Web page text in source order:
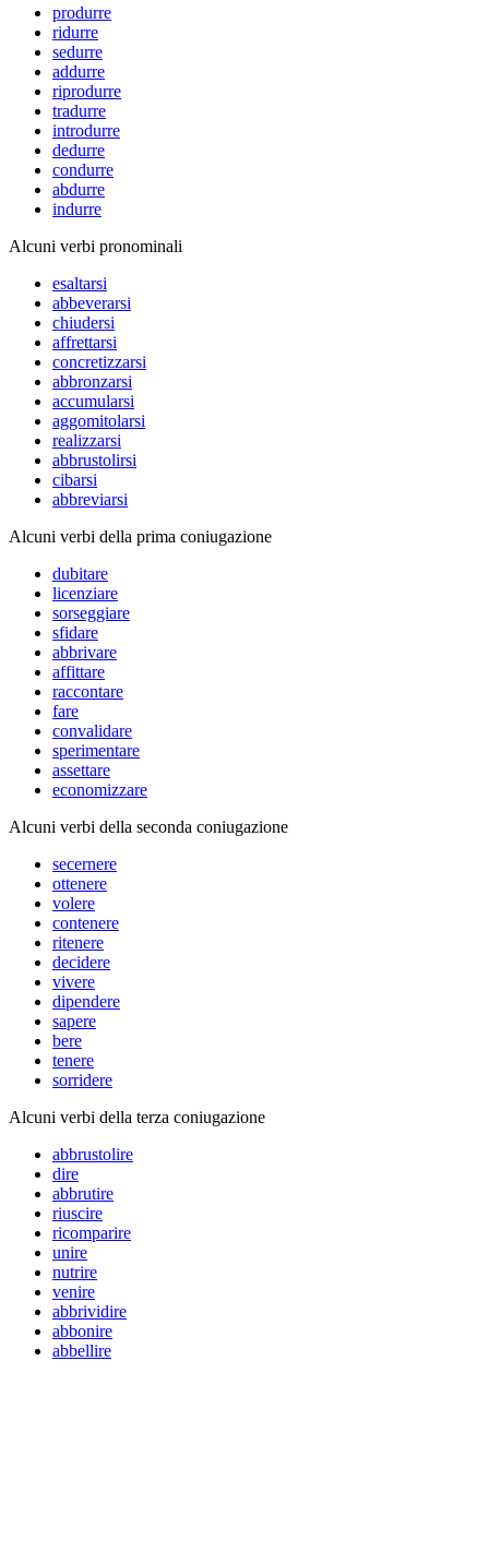
produrre
ridurre
sedurre
addurre
riprodurre
tradurre
introdurre
dedurre
condurre
abdurre
indurre
Alcuni verbi pronominali
esaltarsi
abbeverarsi
chiudersi
affrettarsi
concretizzarsi
abbronzarsi
accumularsi
aggomitolarsi
realizzarsi
abbrustolirsi
cibarsi
abbreviarsi
Alcuni verbi della prima coniugazione
dubitare
licenziare
sorseggiare
sfidare
abbrivare
affittare
raccontare
fare
convalidare
sperimentare
assettare
economizzare
Alcuni verbi della seconda coniugazione
secernere
ottenere
volere
contenere
ritenere
decidere
vivere
dipendere
sapere
bere
tenere
sorridere
Alcuni verbi della terza coniugazione
abbrustolire
dire
abbrutire
riuscire
ricomparire
unire
nutrire
venire
abbrividire
abbonire
abbellire